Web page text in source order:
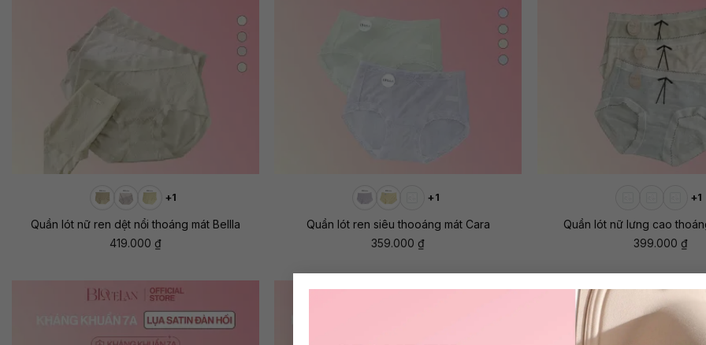
+1
Quần lót nữ ren dệt nổi thoáng mát Bellla
419.000 ₫
+1
Quần lót ren siêu thooáng mát Cara
359.000 ₫
+1
Quần lót nữ lưng cao
399.000 ₫